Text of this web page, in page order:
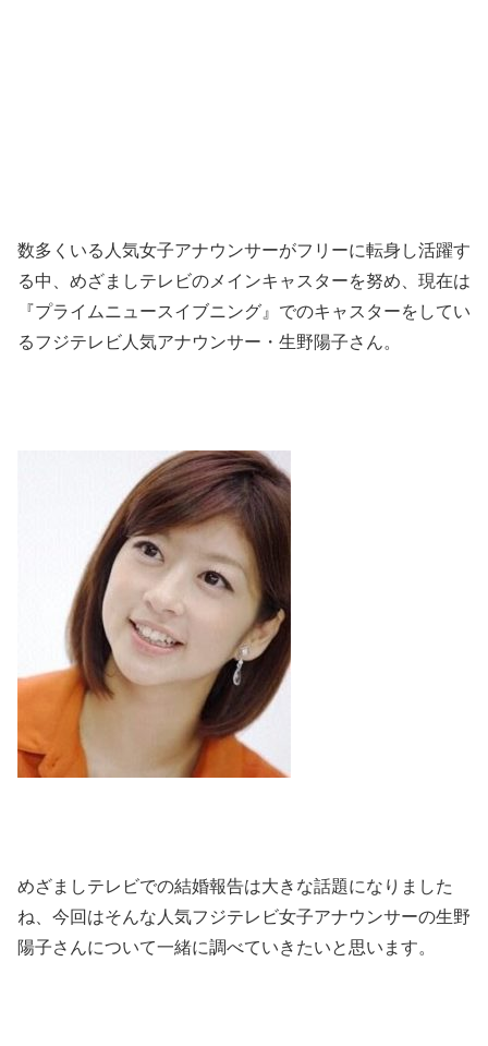
数多くいる人気女子アナウンサーがフリーに転身し活躍す
る中、めざましテレビのメインキャスターを努め、現在は
『プライムニュースイブニング』でのキャスターをしてい
るフジテレビ人気アナウンサー・生野陽子さん。
めざましテレビでの結婚報告は大きな話題になりました
ね、今回はそんな人気フジテレビ女子アナウンサーの生野
陽子さんについて一緒に調べていきたいと思います。